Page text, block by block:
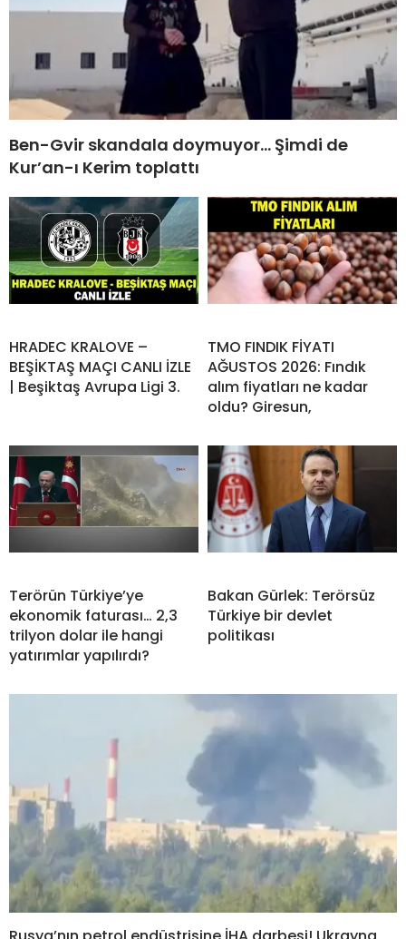
Ben-Gvir skandala doymuyor… Şimdi de
Kur’an-ı Kerim toplattı
HRADEC KRALOVE –
BEŞİKTAŞ MAÇI CANLI İZLE
| Beşiktaş Avrupa Ligi 3.
TMO FINDIK FİYATI
AĞUSTOS 2026: Fındık
alım fiyatları ne kadar
oldu? Giresun,
Terörün Türkiye’ye
ekonomik faturası… 2,3
trilyon dolar ile hangi
yatırımlar yapılırdı?
Bakan Gürlek: Terörsüz
Türkiye bir devlet
politikası